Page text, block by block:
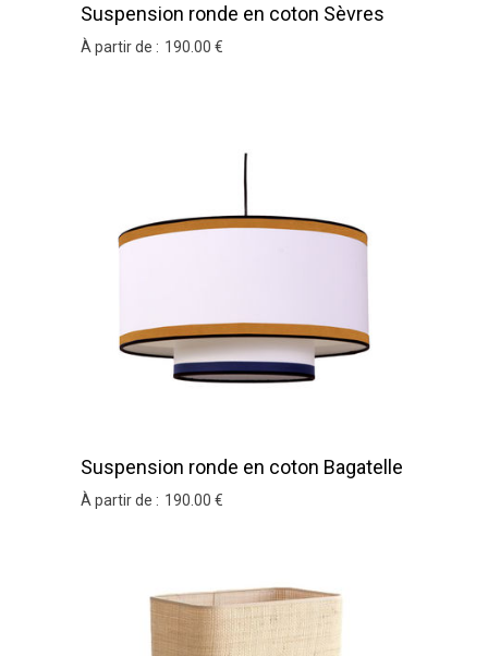
Suspension ronde en coton Sèvres
À partir de : 190 .00 €
Suspension ronde en coton Bagatelle
À partir de : 190 .00 €